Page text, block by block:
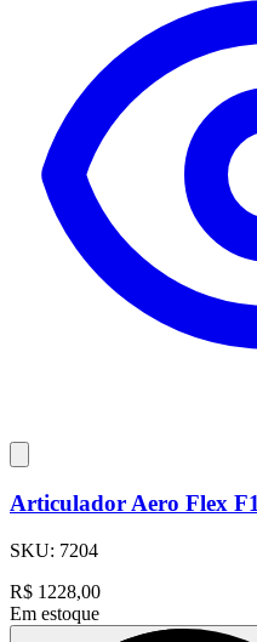
Articulador Aero Flex
SKU: 7204
R$ 1228,00
Em estoque